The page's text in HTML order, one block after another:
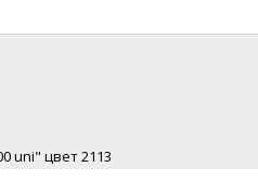
uni" цвет 2113